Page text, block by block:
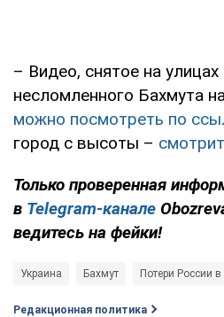
– Видео, снятое на
несломленного Бахмута
можно посмотреть по
город с высоты –
Только проверенная
в Telegram-канале
ведитесь на фейки!
Украина Бахмут Потери России
Редакционная политика